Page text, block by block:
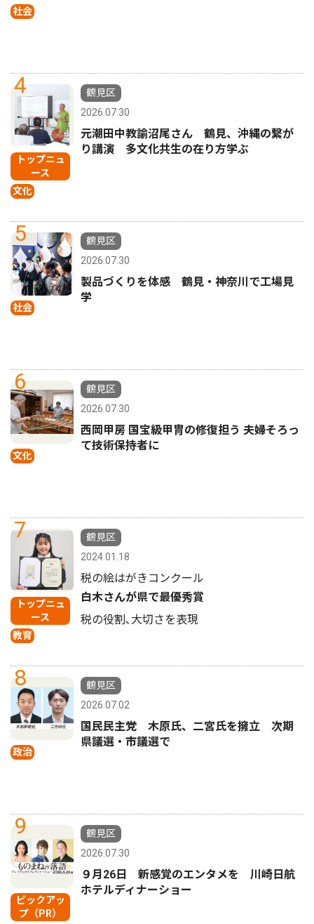
社会
4
トップニュ
ース
文化
鶴見区
2026.07.30
元潮田中教諭沼尾さん 鶴見、沖縄の繋が
り講演 多文化共生の在り方学ぶ
5
社会
鶴見区
2026.07.30
製品づくりを体感 鶴見・神奈川で工場見
学
6
文化
鶴見区
2026.07.30
西岡甲房 国宝級甲冑の修復担う 夫婦そろっ
て技術保持者に
7
トップニュ
ース
教育
鶴見区
2024.01.18
税の絵はがきコンクール
白木さんが県で最優秀賞
税の役割､大切さを表現
8
政治
鶴見区
2026.07.02
国民民主党 木原氏、二宮氏を擁立 次期
県議選・市議選で
9
ピックアッ
プ（PR）
鶴見区
2026.07.30
９月26日 新感覚のエンタメを 川崎日航
ホテルディナーショー